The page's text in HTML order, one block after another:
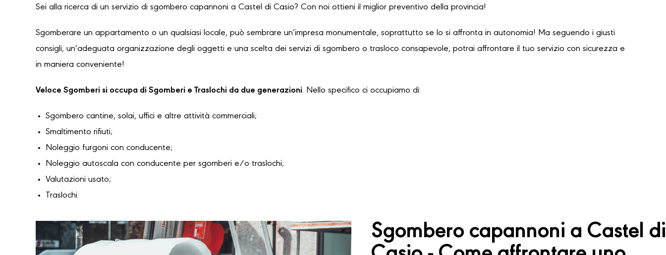
Sei alla ricerca di un servizio di sgombero capannoni a Castel di Casio? Con noi ottieni il miglior preventivo della provincia!
Sgomberare un appartamento o un qualsiasi locale, può sembrare un’impresa monumentale, soprattutto se lo si affronta in autonomia! Ma seguendo i giusti
consigli, un’adeguata organizzazione degli oggetti e una scelta dei servizi di sgombero o trasloco consapevole, potrai affrontare il tuo servizio con sicurezza e
in maniera conveniente!
Veloce Sgomberi si occupa di Sgomberi e Traslochi da due generazioni. Nello specifico ci occupiamo di:
Sgombero cantine, solai, uffici e altre attività commerciali;
Smaltimento rifiuti;
Noleggio furgoni con conducente;
Noleggio autoscala con conducente per sgomberi e/o traslochi;
Valutazioni usato;
Traslochi.
Sgombero capannoni a Castel di